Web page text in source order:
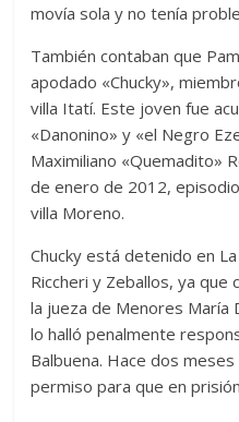
movía sola y no tenía
También contaban que
apodado «Chucky»,
villa Itatí. Este joven fue
«Danonino» y «el Negro
Maximiliano «Quemadito»
de enero de 2012,
villa Moreno.
Chucky está detenido en
Riccheri y Zeballos, ya que
la jueza de Menores María
lo halló penalmente
Balbuena. Hace dos
permiso para que en